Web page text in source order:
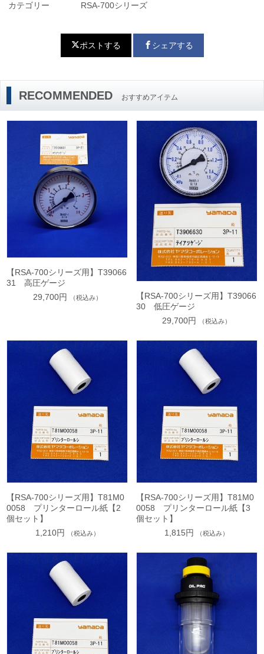
カテゴリー RSA-700シリーズ
ポストする シェアする
RECOMMENDED おすすめアイテム
【RSA-700シリーズ用】T39066
31 高圧ゲージ
29,700円
（税込み）
【RSA-700シリーズ用】T39066
30 低圧ゲージ
29,700円
（税込み）
【RSA-700シリーズ用】T81M0
0058 プリンターロール紙【2
個セット】
1,210円
（税込み）
【RSA-700シリーズ用】T81M0
0058 プリンターロール紙【3
個セット】
1,815円
（税込み）